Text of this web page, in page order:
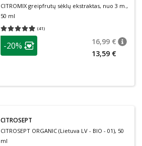
CITROMIX greipfrutų sėklų ekstraktas, nuo 3 m.,
50 ml
(41)
Vidutinis įvertinimas 4.90
patarimas
Lojalumo klubo narių nuolaida
-20% 16,99 €
13,59 €
CITROSEPT
CITROSEPT ORGANIC (Lietuva LV - BIO - 01), 50
ml